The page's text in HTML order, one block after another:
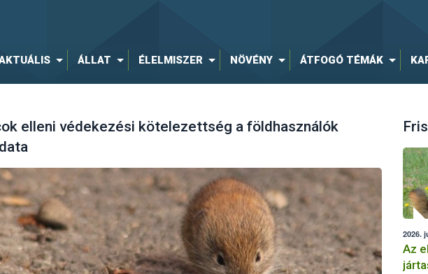
ÁLLAT ÉLELMISZER NÖVÉNY ÁTFOGÓ TÉMÁK
elleni védekezési kötelezettség a földhasználók
2026.
Az